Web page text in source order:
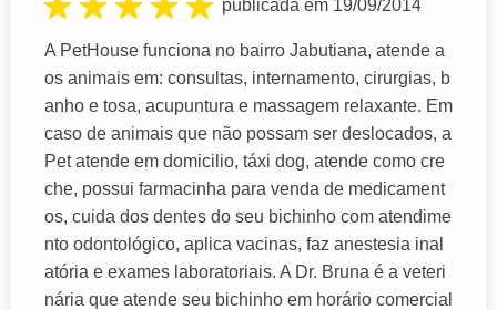
publicada em 19/09/2014
A PetHouse funciona no bairro Jabutiana, atende a
os animais em: consultas, internamento, cirurgias, b
anho e tosa, acupuntura e massagem relaxante. Em
caso de animais que não possam ser deslocados, a
Pet atende em domicilio, táxi dog, atende como cre
che, possui farmacinha para venda de medicament
os, cuida dos dentes do seu bichinho com atendime
nto odontológico, aplica vacinas, faz anestesia inal
atória e exames laboratoriais. A Dr. Bruna é a veteri
nária que atende seu bichinho em horário comercial